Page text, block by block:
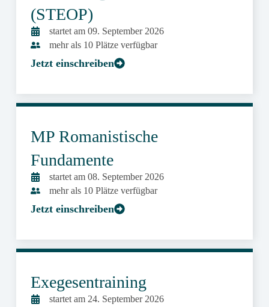
Jetzt einschreiben
(STEOP)
startet am 09. September 2026
mehr als 10 Plätze verfügbar
Jetzt einschreiben
MP Romanistische
Fundamente
startet am 08. September 2026
mehr als 10 Plätze verfügbar
Exegesentraining
startet am 24. September 2026